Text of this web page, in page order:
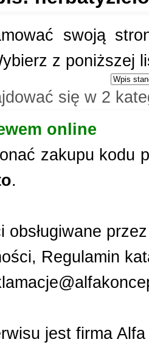
swoją
z poniższej
się w 2
online
zakupu kodu
.
obsługiwane
, Regulamin
jest firma